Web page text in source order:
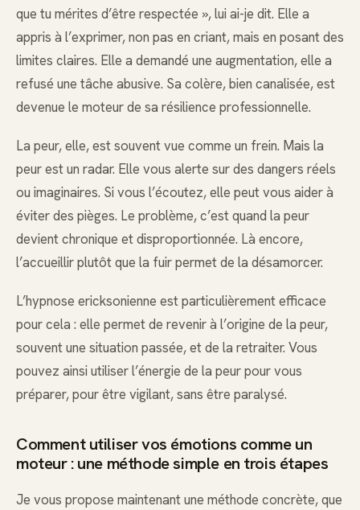
que tu mérites d’être respectée », lui ai-je dit. Elle a
appris à l’exprimer, non pas en criant, mais en posant des
limites claires. Elle a demandé une augmentation, elle a
refusé une tâche abusive. Sa colère, bien canalisée, est
devenue le moteur de sa résilience professionnelle.
La peur, elle, est souvent vue comme un frein. Mais la
peur est un radar. Elle vous alerte sur des dangers réels
ou imaginaires. Si vous l’écoutez, elle peut vous aider à
éviter des pièges. Le problème, c’est quand la peur
devient chronique et disproportionnée. Là encore,
l’accueillir plutôt que la fuir permet de la désamorcer.
L’hypnose ericksonienne est particulièrement efficace
pour cela : elle permet de revenir à l’origine de la peur,
souvent une situation passée, et de la retraiter. Vous
pouvez ainsi utiliser l’énergie de la peur pour vous
préparer, pour être vigilant, sans être paralysé.
Comment utiliser vos émotions comme un
moteur : une méthode simple en trois étapes
Je vous propose maintenant une méthode concrète, que